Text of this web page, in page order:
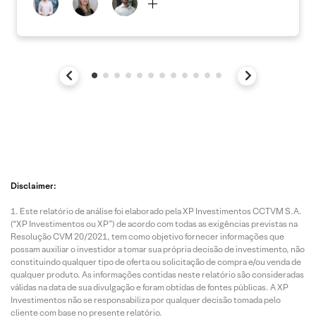
Disclaimer:
Este relatório de análise foi elaborado pela XP Investimentos CCTVM S.A.
(“XP Investimentos ou XP”) de acordo com todas as exigências previstas na
Resolução CVM 20/2021, tem como objetivo fornecer informações que
possam auxiliar o investidor a tomar sua própria decisão de investimento, não
constituindo qualquer tipo de oferta ou solicitação de compra e/ou venda de
qualquer produto. As informações contidas neste relatório são consideradas
válidas na data de sua divulgação e foram obtidas de fontes públicas. A XP
Investimentos não se responsabiliza por qualquer decisão tomada pelo
cliente com base no presente relatório.